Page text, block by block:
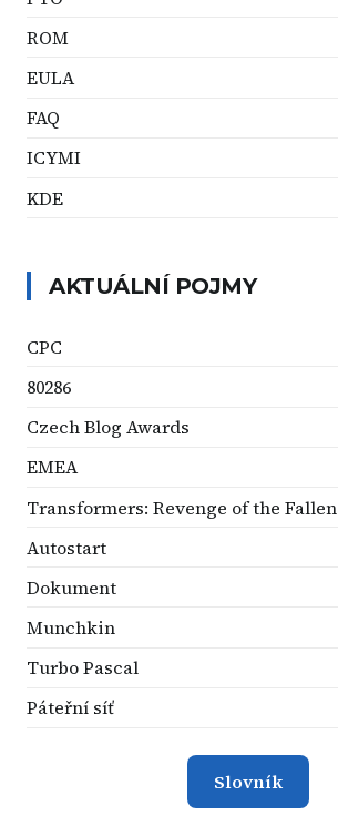
ROM
EULA
FAQ
ICYMI
KDE
AKTUÁLNÍ POJMY
CPC
80286
Czech Blog Awards
EMEA
Transformers: Revenge of the Fallen
Autostart
Dokument
Munchkin
Turbo Pascal
Páteřní síť
Slovník